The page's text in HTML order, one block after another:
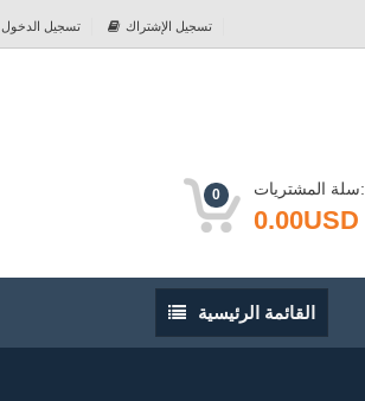
تسجيل الدخول تسجيل الإشتراك
0 سلة المشتريات:
0.00USD
القائمة
الرئيسية
القائمة الرئيسية